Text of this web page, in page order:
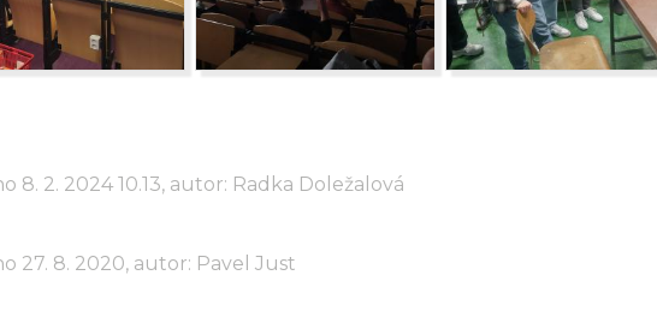
8. 2. 2024 10.13, autor: Radka Doležalová
27. 8. 2020, autor: Pavel Just